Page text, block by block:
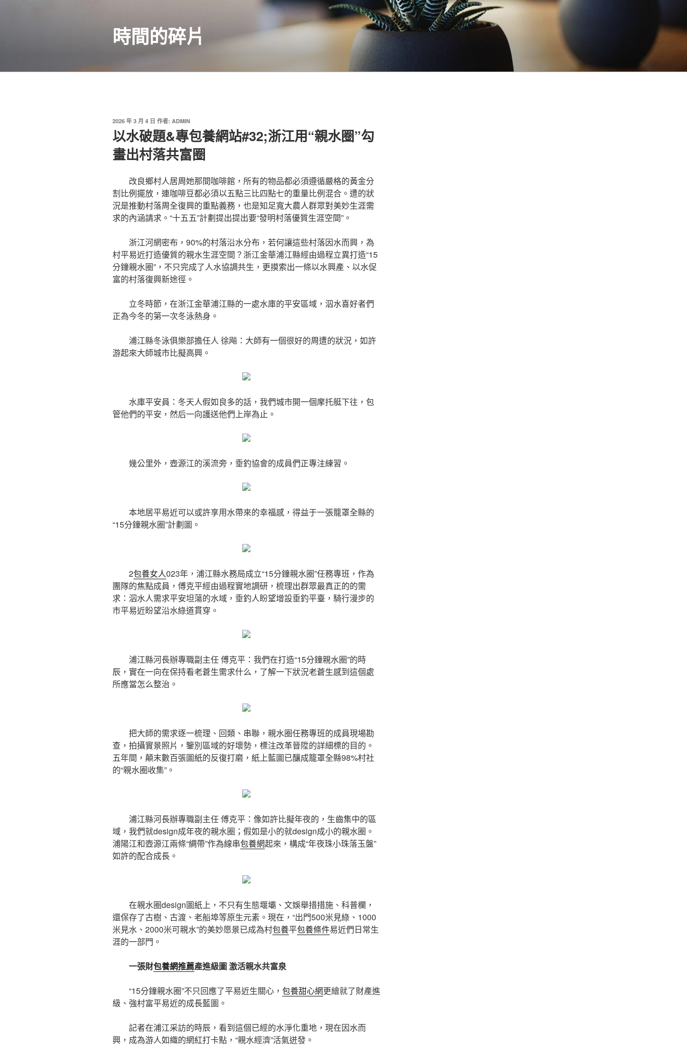
時間的碎片
發
佈
於
2026 年 3 月 4 日 作者: ADMIN
以水破題&專包養網站#32;浙江用“親水圈”勾
畫出村落共富圈
改良鄉村人居周她那間咖啡館，所有的物品都必須遵循嚴格的黃金分
割比例擺放，連咖啡豆都必須以五點三比四點七的重量比例混合。遭的狀
況是推動村落周全復興的重點義務，也是知足寬大農人群眾對美妙生涯需
求的內涵請求。“十五五”計劃提出提出要“發明村落優質生涯空間”。
浙江河網密布，90%的村落沿水分布，若何讓這些村落因水而興，為
村平易近打造優質的親水生涯空間？浙江金華浦江縣經由過程立異打造“15
分鐘親水圈”，不只完成了人水協調共生，更摸索出一條以水興產、以水促
富的村落復興新途徑。
立冬時節，在浙江金華浦江縣的一處水庫的平安區域，泅水喜好者們
正為今冬的第一次冬泳熱身。
浦江縣冬泳俱樂部擔任人 徐飚：大師有一個很好的周遭的狀況，如許
游起來大師城市比擬高興。
水庫平安員：冬天人假如良多的話，我們城市開一個摩托艇下往，包
管他們的平安，然后一向護送他們上岸為止。
幾公里外，壺源江的溪流旁，垂釣協會的成員們正專注練習。
本地居平易近可以或許享用水帶來的幸福感，得益于一張籠罩全縣的
“15分鐘親水圈”計劃圖。
2包養女人023年，浦江縣水務局成立“15分鐘親水圈”任務專班，作為
團隊的焦點成員，傅克平經由過程實地調研，梳理出群眾最真正的的需
求：泅水人需求平安坦蕩的水域，垂釣人盼望增設垂釣平臺，騎行漫步的
市平易近盼望沿水綠道貫穿。
浦江縣河長辦專職副主任 傅克平：我們在打造“15分鐘親水圈”的時
辰，實在一向在保持看老蒼生需求什么，了解一下狀況老蒼生感到這個處
所應當怎么整治。
把大師的需求逐一梳理、回類、串聯，親水圈任務專班的成員現場勘
查，拍攝實景照片，鑒別區域的好壞勢，標注改革晉陞的詳細標的目的。
五年間，顛末數百張圖紙的反復打磨，紙上藍圖已釀成籠罩全縣98%村社
的“親水圈收集”。
浦江縣河長辦專職副主任 傅克平：像如許比擬年夜的，生齒集中的區
域，我們就design成年夜的親水圈；假如是小的就design成小的親水圈。
浦陽江和壺源江兩條“綢帶”作為線串包養網起來，構成“年夜珠小珠落玉盤”
如許的配合成長。
在親水圈design圖紙上，不只有生態堰壩、文娛舉措措施、科普欄，
還保存了古樹、古渡、老船埠等原生元素。現在，“出門500米見綠、1000
米見水、2000米可親水”的美妙愿景已成為村包養平包養條件易近們日常生
涯的一部門。
一張財包養網推薦產進級圖 激活親水共富泉
“15分鐘親水圈”不只回應了平易近生關心， 包養甜心網更繪就了財產進
級、強村富平易近的成長藍圖。
記者在浦江采訪的時辰，看到這個已經的水淨化重地，現在因水而
興，成為游人如織的網紅打卡點，“親水經濟”活氣迸發。